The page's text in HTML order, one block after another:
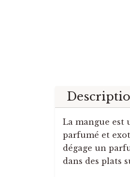
La mangue est
parfumé et
dégage un
dans des plats